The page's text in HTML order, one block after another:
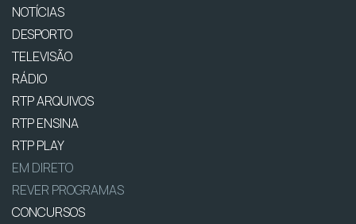
NOTÍCIAS
DESPORTO
TELEVISÃO
RÁDIO
RTP ARQUIVOS
RTP ENSINA
RTP PLAY
EM DIRETO
REVER PROGRAMAS
CONCURSOS